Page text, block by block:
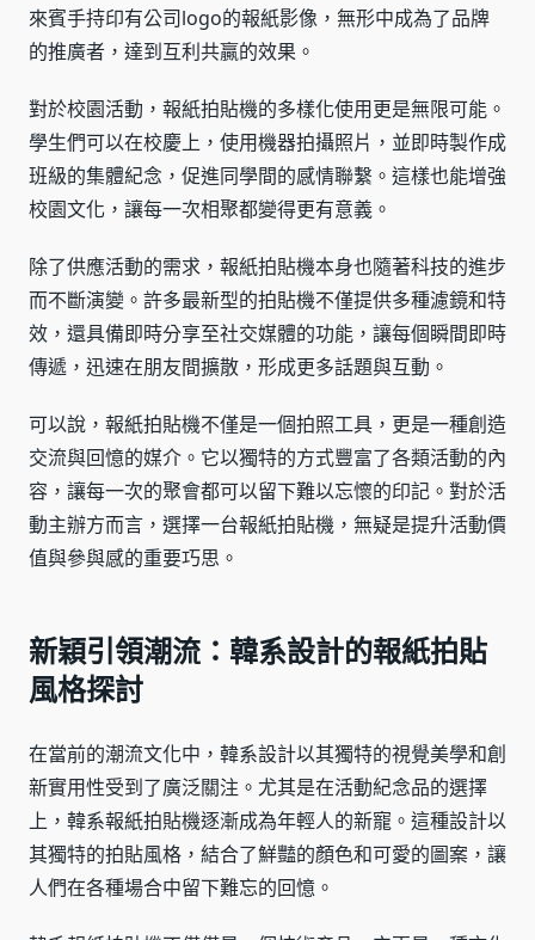
來賓手持印有公司logo的報紙影像，無形中成為了品牌
的推廣者，達到互利共贏的效果。
對於校園活動，報紙拍貼機的多樣化使用更是無限可能。
學生們可以在校慶上，使用機器拍攝照片，並即時製作成
班級的集體紀念，促進同學間的感情聯繫。這樣也能增強
校園文化，讓每一次相聚都變得更有意義。
除了供應活動的需求，報紙拍貼機本身也隨著科技的進步
而不斷演變。許多最新型的拍貼機不僅提供多種濾鏡和特
效，還具備即時分享至社交媒體的功能，讓每個瞬間即時
傳遞，迅速在朋友間擴散，形成更多話題與互動。
可以說，報紙拍貼機不僅是一個拍照工具，更是一種創造
交流與回憶的媒介。它以獨特的方式豐富了各類活動的內
容，讓每一次的聚會都可以留下難以忘懷的印記。對於活
動主辦方而言，選擇一台報紙拍貼機，無疑是提升活動價
值與參與感的重要巧思。
新穎引領潮流：韓系設計的報紙拍貼
風格探討
在當前的潮流文化中，韓系設計以其獨特的視覺美學和創
新實用性受到了廣泛關注。尤其是在活動紀念品的選擇
上，韓系報紙拍貼機逐漸成為年輕人的新寵。這種設計以
其獨特的拍貼風格，結合了鮮豔的顏色和可愛的圖案，讓
人們在各種場合中留下難忘的回憶。